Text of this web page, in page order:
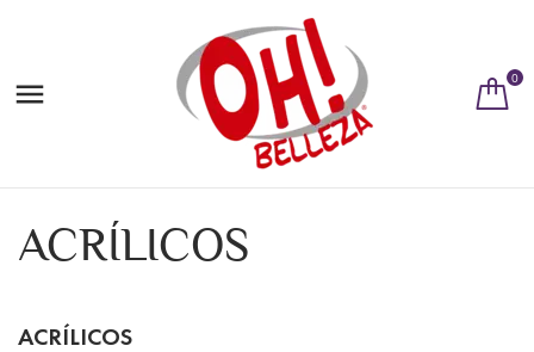
 0
ACRÍLICOS
ACRÍLICOS